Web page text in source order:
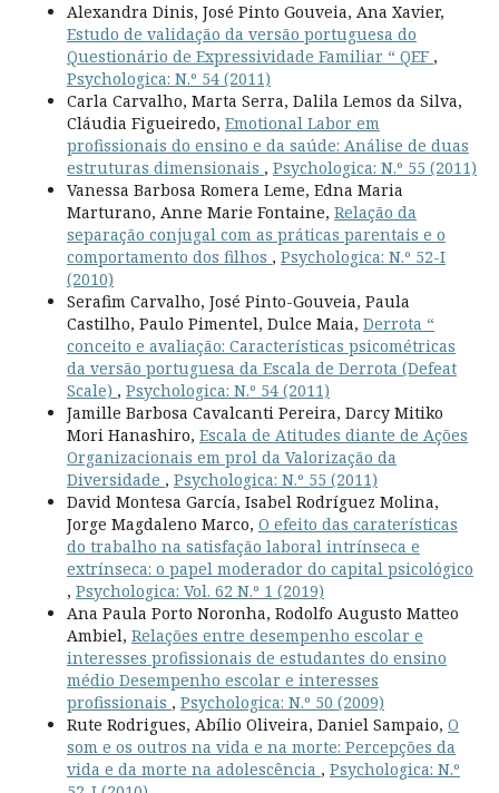
Alexandra Dinis, José Pinto Gouveia, Ana Xavier,
Estudo de validação da versão portuguesa do
Questionário de Expressividade Familiar “ QEF ,
Psychologica: N.º 54 (2011)
Carla Carvalho, Marta Serra, Dalila Lemos da Silva,
Cláudia Figueiredo, Emotional Labor em
profissionais do ensino e da saúde: Análise de duas
estruturas dimensionais , Psychologica: N.º 55 (2011)
Vanessa Barbosa Romera Leme, Edna Maria
Marturano, Anne Marie Fontaine, Relação da
separação conjugal com as práticas parentais e o
comportamento dos filhos , Psychologica: N.º 52-I
(2010)
Serafim Carvalho, José Pinto-Gouveia, Paula
Castilho, Paulo Pimentel, Dulce Maia, Derrota “
conceito e avaliação: Características psicométricas
da versão portuguesa da Escala de Derrota (Defeat
Scale) , Psychologica: N.º 54 (2011)
Jamille Barbosa Cavalcanti Pereira, Darcy Mitiko
Mori Hanashiro, Escala de Atitudes diante de Ações
Organizacionais em prol da Valorização da
Diversidade , Psychologica: N.º 55 (2011)
David Montesa García, Isabel Rodríguez Molina,
Jorge Magdaleno Marco, O efeito das caraterísticas
do trabalho na satisfação laboral intrínseca e
extrínseca: o papel moderador do capital psicológico
, Psychologica: Vol. 62 N.º 1 (2019)
Ana Paula Porto Noronha, Rodolfo Augusto Matteo
Ambiel, Relações entre desempenho escolar e
interesses profissionais de estudantes do ensino
médio Desempenho escolar e interesses
profissionais , Psychologica: N.º 50 (2009)
Rute Rodrigues, Abílio Oliveira, Daniel Sampaio, O
som e os outros na vida e na morte: Percepções da
vida e da morte na adolescência , Psychologica: N.º